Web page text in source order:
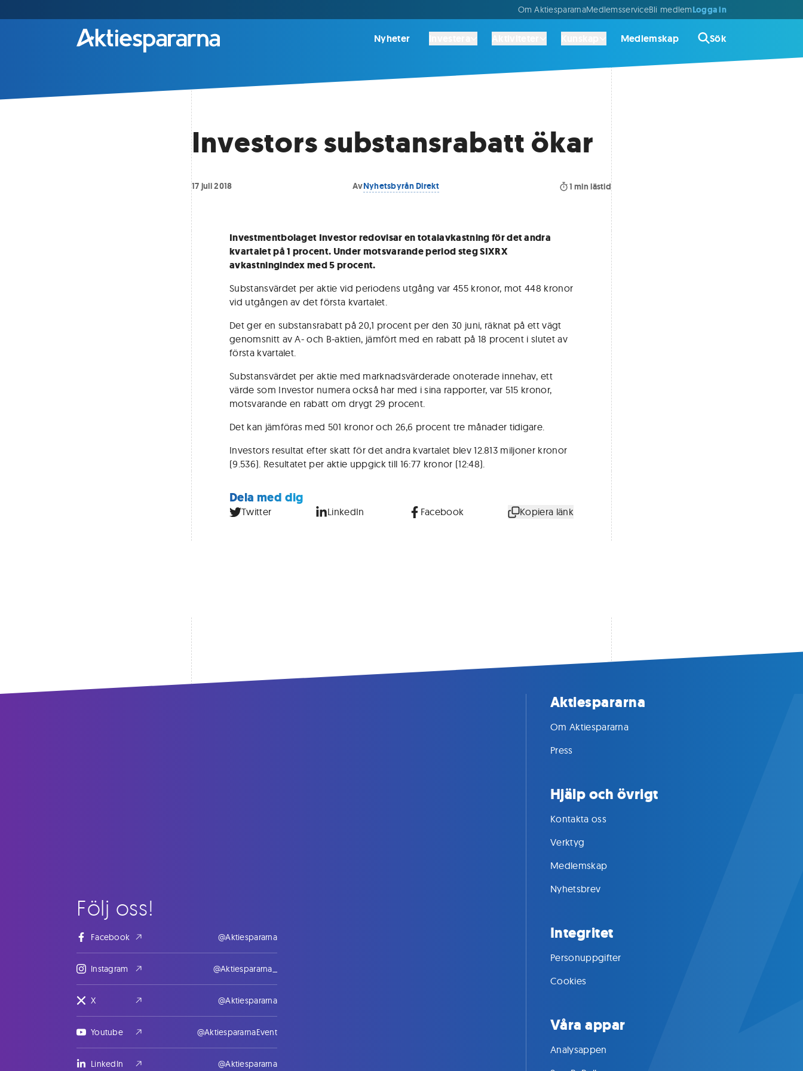
Om AktiespararnaMedlemsserviceBli medlemLogga in
Nyheter Medlemskap Sök
Investors substansrabatt ökar
17 juli 2018 AvNyhetsbyrån Direkt 1 min lästid
Investmentbolaget Investor redovisar en totalavkastning för det andra
kvartalet på 1 procent. Under motsvarande period steg SIXRX
avkastningindex med 5 procent.
Substansvärdet per aktie vid periodens utgång var 455 kronor, mot 448 kronor
vid utgången av det första kvartalet.
Det ger en substansrabatt på 20,1 procent per den 30 juni, räknat på ett vägt
genomsnitt av A- och B-aktien, jämfört med en rabatt på 18 procent i slutet av
första kvartalet.
Substansvärdet per aktie med marknadsvärderade onoterade innehav, ett
värde som Investor numera också har med i sina rapporter, var 515 kronor,
motsvarande en rabatt om drygt 29 procent.
Det kan jämföras med 501 kronor och 26,6 procent tre månader tidigare.
Investors resultat efter skatt för det andra kvartalet blev 12.813 miljoner kronor
(9.536). Resultatet per aktie uppgick till 16:77 kronor (12:48).
Dela med dig
Twitter LinkedIn Facebook Kopiera länk
Följ oss!
Facebook @Aktiespararna
Instagram @Aktiespararna_
X @Aktiespararna
Youtube @AktiespararnaEvent
LinkedIn @Aktiespararna
Aktiespararna
Om Aktiespararna
Press
Hjälp och övrigt
Kontakta oss
Verktyg
Medlemskap
Nyhetsbrev
Integritet
Personuppgifter
Cookies
Våra appar
Analysappen